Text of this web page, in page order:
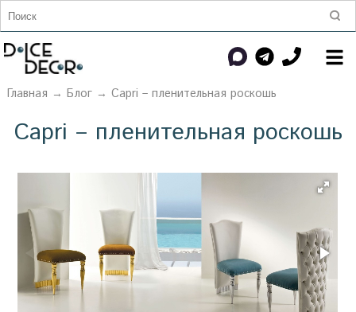
Главная → Блог→ Capri – пленительная роскошь
Capri – пленительная роскошь